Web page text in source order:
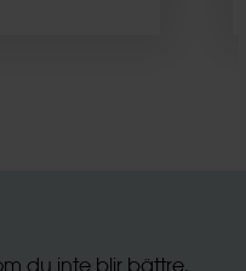
du inte blir bättre,